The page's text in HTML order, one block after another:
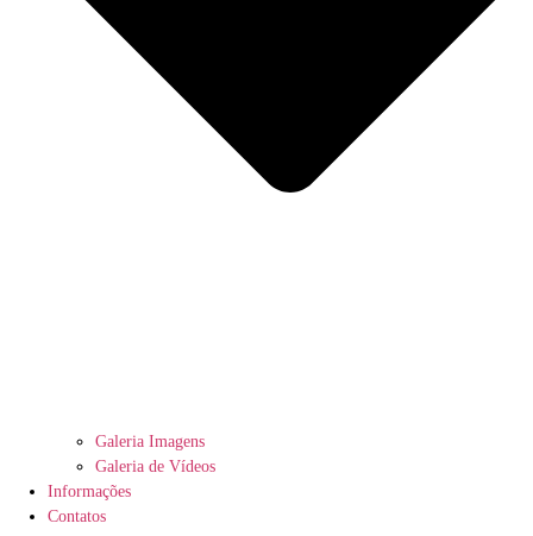
Galeria Imagens
Galeria de Vídeos
Informações
Contatos